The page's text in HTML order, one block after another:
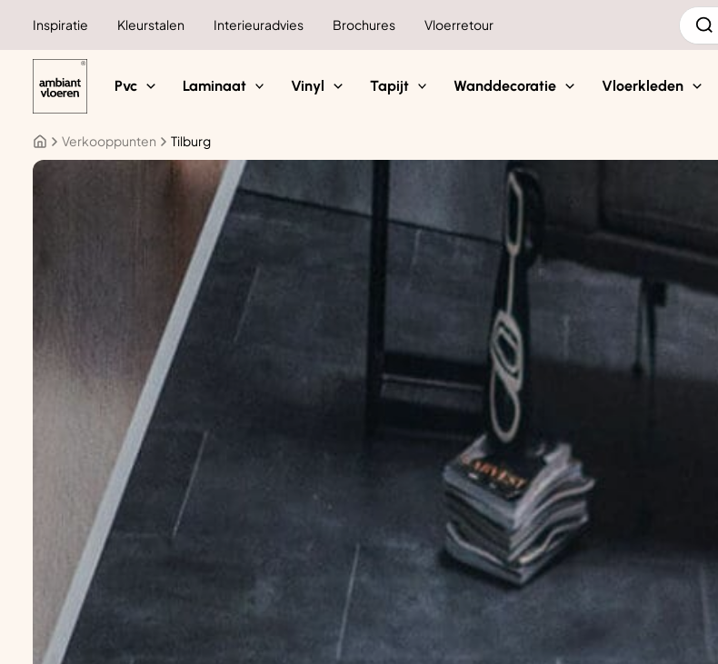
Inspiratie Kleurstalen Interieuradvies Brochures Vloerretour
Zoeken
naar:
Pvc Laminaat Vinyl Tapijt Wanddecoratie Vloerkleden
Verkooppunten Tilburg